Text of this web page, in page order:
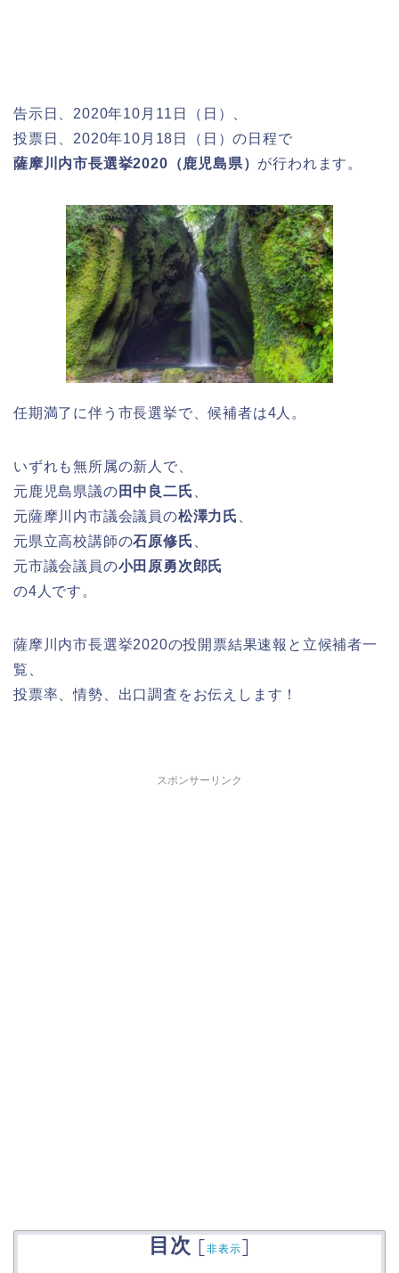
告示日、2020年10月11日（日）、
投票日、2020年10月18日（日）の日程で
薩摩川内市長選挙2020（鹿児島県） が行われます。
任期満了に伴う市長選挙で、候補者は4人。
いずれも無所属の新人で、
元鹿児島県議の 田中良二氏
元薩摩川内市議会議員の松澤力氏
元県立高校講師の石原修氏
元市議会議員の小田原勇次郎氏
の4人です。
薩摩川内市長選挙2020の投開票結果速報と立候補者一
覧、
投票率、情勢、出口調査をお伝えします！
スポンサーリンク
目次 [非表示]